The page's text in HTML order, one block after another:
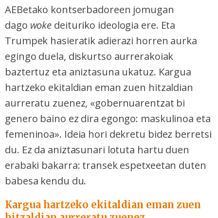
AEBetako kontserbadoreen jomugan
dago woke deituriko ideologia ere. Eta
Trumpek hasieratik adierazi horren aurka
egingo duela, diskurtso aurrerakoiak
baztertuz eta aniztasuna ukatuz. Kargua
hartzeko ekitaldian eman zuen hitzaldian
aurreratu zuenez, «gobernuarentzat bi
genero baino ez dira egongo: maskulinoa eta
femeninoa». Ideia hori dekretu bidez berretsi
du. Ez da aniztasunari lotuta hartu duen
erabaki bakarra: transek espetxeetan duten
babesa kendu du.
Kargua hartzeko ekitaldian eman zuen